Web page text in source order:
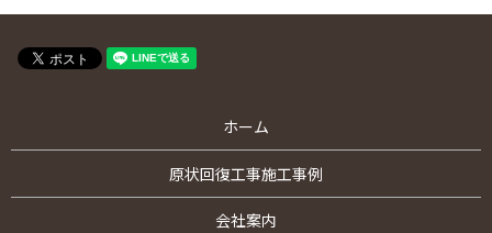
ホーム
原状回復工事施工事例
会社案内